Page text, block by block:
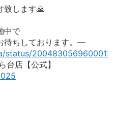
致します🙏
中で
待ちしております。—
status/
店【公式】